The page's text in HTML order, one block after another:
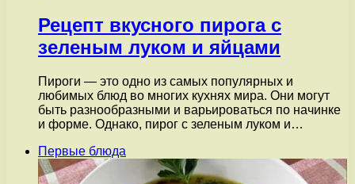
Рецепт вкусного пирога с
зеленым луком и яйцами
Пироги — это одно из самых популярных и
любимых блюд во многих кухнях мира. Они могут
быть разнообразными и варьироваться по начинке
и форме. Однако, пирог с зеленым луком и…
Первые блюда